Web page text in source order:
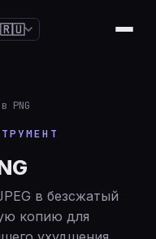
🇷🇺
PNG
в безсжатый
копию для